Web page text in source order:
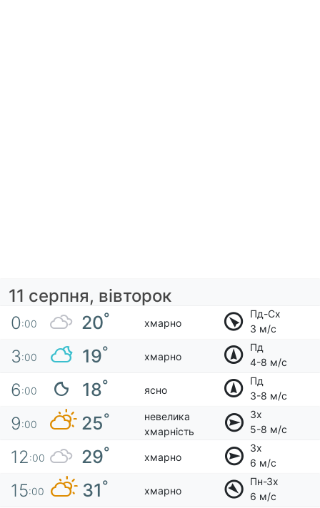
11 серпня, вівторок
0:00 20° хмарно
Пд-Сх
3 м/с
3:00 19° хмарно
Пд
4-8 м/с
6:00 18° ясно
Пд
3-8 м/с
9:00 25°
невелика
хмарність
Зх
5-8 м/с
12:00 29° хмарно
Зх
6 м/с
15:00 31° хмарно
Пн-Зх
6 м/с